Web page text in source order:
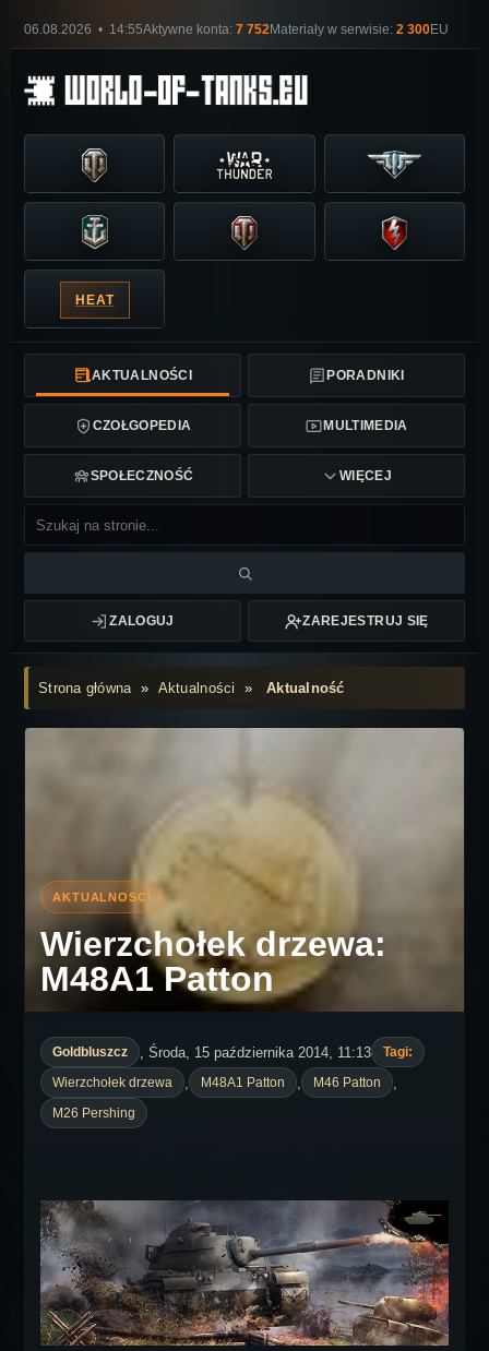
06.08.2026 • 14:55Aktywne konta: 7 752Materiały w serwisie: 2 300EU
HEAT
AKTUALNOŚCI PORADNIKI
CZOŁGOPEDIA MULTIMEDIA
SPOŁECZNOŚĆ WIĘCEJ
ZALOGUJ ZAREJESTRUJ SIĘ
Strona główna» Aktualności »Aktualność
Wierzchołek drzewa:
M48A1 Patton
Goldbluszcz , Środa, 15 października 2014, 11:13
Tagi:
Wierzchołek drzewa
M48A1 Patton M46 Patton
M26 Pershing